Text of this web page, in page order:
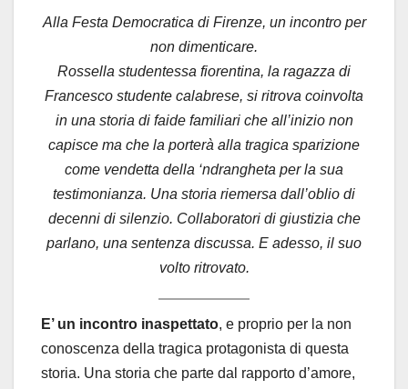
Alla Festa Democratica di Firenze, un incontro per
non dimenticare.
Rossella studentessa fiorentina, la ragazza di
Francesco studente calabrese, si ritrova coinvolta
in una storia di faide familiari che all’inizio non
capisce ma che la porterà alla tragica sparizione
come vendetta della ‘ndrangheta per la sua
testimonianza. Una storia riemersa dall’oblio di
decenni di silenzio. Collaboratori di giustizia che
parlano, una sentenza discussa. E adesso, il suo
volto ritrovato.
E’ un incontro inaspettato, e proprio per la non
conoscenza della tragica protagonista di questa
storia. Una storia che parte dal rapporto d’amore,